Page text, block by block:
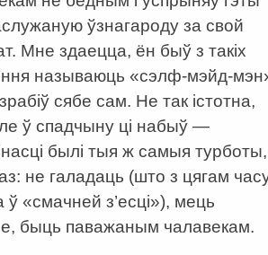
ўзнагароду за свой
Мне здаецца, ён быў з такіх
называюць «сэлф-мэйд-
сябе сам. Не так істотна,
ў спадчыну ці набыў —
былі тыя ж самыя турботы,
не галадаць (што з цягам
«смачней з’есці»), мець
быць паважаным чалавекам.